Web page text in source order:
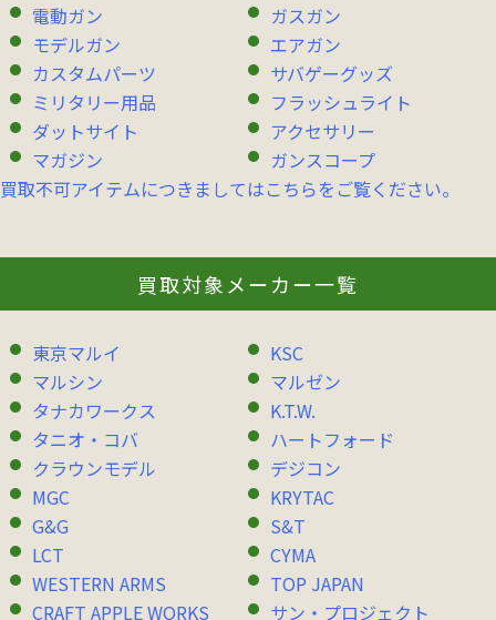
電動ガン
ガスガン
モデルガン
エアガン
カスタムパーツ
サバゲーグッズ
ミリタリー用品
フラッシュライト
ダットサイト
アクセサリー
マガジン
ガンスコープ
買取不可アイテムにつきましてはこちらをご覧ください。
買取対象メーカー一覧
東京マルイ
KSC
マルシン
マルゼン
タナカワークス
K.T.W.
タニオ・コバ
ハートフォード
クラウンモデル
デジコン
MGC
KRYTAC
G&G
S&T
LCT
CYMA
WESTERN ARMS
TOP JAPAN
CRAFT APPLE WORKS
サン・プロジェクト